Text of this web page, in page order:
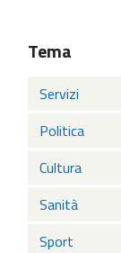
Tema
Servizi
Politica
Cultura
Sanità
Sport